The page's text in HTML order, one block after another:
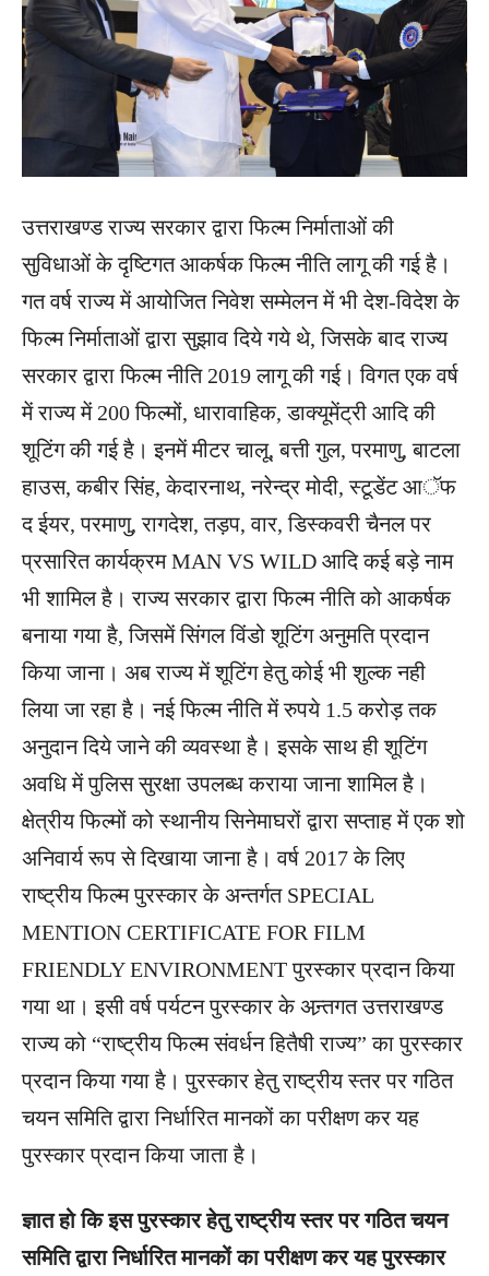
उत्तराखण्ड राज्य सरकार द्वारा फिल्म निर्माताओं की
सुविधाओं के दृष्टिगत आकर्षक फिल्म नीति लागू की गई है।
गत वर्ष राज्य में आयोजित निवेश सम्मेलन में भी देश-विदेश के
फिल्म निर्माताओं द्वारा सुझाव दिये गये थे, जिसके बाद राज्य
सरकार द्वारा फिल्म नीति 2019 लागू की गई। विगत एक वर्ष
में राज्य में 200 फिल्मों, धारावाहिक, डाक्यूमेंट्री आदि की
शूटिंग की गई है। इनमें मीटर चालू, बत्ती गुल, परमाणु, बाटला
हाउस, कबीर सिंह, केदारनाथ, नरेन्द्र मोदी, स्टूडेंट आॅफ
द ईयर, परमाणु, रागदेश, तड़प, वार, डिस्कवरी चैनल पर
प्रसारित कार्यक्रम MAN VS WILD आदि कई बड़े नाम
भी शामिल है। राज्य सरकार द्वारा फिल्म नीति को आकर्षक
बनाया गया है, जिसमें सिंगल विंडो शूटिंग अनुमति प्रदान
किया जाना। अब राज्य में शूटिंग हेतु कोई भी शुल्क नही
लिया जा रहा है। नई फिल्म नीति में रुपये 1.5 करोड़ तक
अनुदान दिये जाने की व्यवस्था है। इसके साथ ही शूटिंग
अवधि में पुलिस सुरक्षा उपलब्ध कराया जाना शामिल है।
क्षेत्रीय फिल्मों को स्थानीय सिनेमाघरों द्वारा सप्ताह में एक शो
अनिवार्य रूप से दिखाया जाना है। वर्ष 2017 के लिए
राष्ट्रीय फिल्म पुरस्कार के अन्तर्गत SPECIAL
MENTION CERTIFICATE FOR FILM
FRIENDLY ENVIRONMENT पुरस्कार प्रदान किया
गया था। इसी वर्ष पर्यटन पुरस्कार के अन्र्तगत उत्तराखण्ड
राज्य को “राष्ट्रीय फिल्म संवर्धन हितैषी राज्य” का पुरस्कार
प्रदान किया गया है। पुरस्कार हेतु राष्ट्रीय स्तर पर गठित
चयन समिति द्वारा निर्धारित मानकों का परीक्षण कर यह
पुरस्कार प्रदान किया जाता है।
ज्ञात हो कि इस पुरस्कार हेतु राष्ट्रीय स्तर पर गठित चयन
समिति द्वारा निर्धारित मानकों का परीक्षण कर यह पुरस्कार